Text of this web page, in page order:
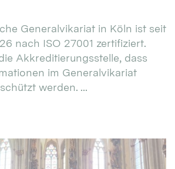
Generalvikariat in Köln ist seit
nach ISO 27001 zertifiziert.
Akkreditierungsstelle, dass
im Generalvikariat
werden. ...